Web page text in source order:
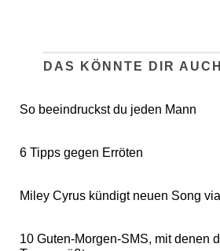
DAS KÖNNTE DIR
So beeindruckst du jeden Mann
6 Tipps gegen Erröten
Miley Cyrus kündigt neuen Song
10 Guten-Morgen-SMS, mit denen